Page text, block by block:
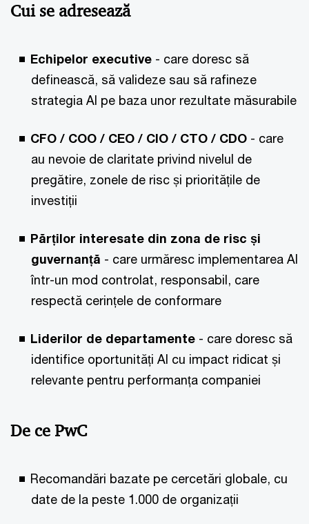
Cui se adresează
Echipelor executive - care doresc să
definească, să valideze sau să rafineze
strategia AI pe baza unor rezultate măsurabile
CFO / COO / CEO / CIO / CTO / CDO - care
au nevoie de claritate privind nivelul de
pregătire, zonele de risc și prioritățile de
investiții
Părților interesate din zona de risc și
guvernanță - care urmăresc implementarea AI
într-un mod controlat, responsabil, care
respectă cerințele de conformare
Liderilor de departamente - care doresc să
identifice oportunități AI cu impact ridicat și
relevante pentru performanța companiei
De ce PwC
Recomandări bazate pe cercetări globale, cu
date de la peste 1.000 de organizații